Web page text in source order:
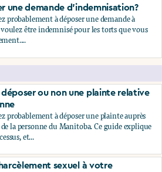
une demande d'indemnisation?
probablement à déposer une demande à
être indemnisé pour les torts que vous
une demande d'indemnisation?
ou non une plainte relative
probablement à déposer une plainte auprès
la personne du Manitoba. Ce guide explique
et...
ou non une plainte relative
sexuel à votre